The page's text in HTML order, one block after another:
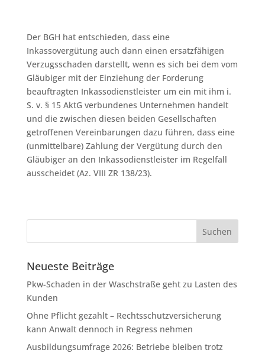
Der BGH hat entschieden, dass eine
Inkassovergütung auch dann einen ersatzfähigen
Verzugsschaden darstellt, wenn es sich bei dem vom
Gläubiger mit der Einziehung der Forderung
beauftragten Inkassodienstleister um ein mit ihm i.
S. v. § 15 AktG verbundenes Unternehmen handelt
und die zwischen diesen beiden Gesellschaften
getroffenen Vereinbarungen dazu führen, dass eine
(unmittelbare) Zahlung der Vergütung durch den
Gläubiger an den Inkassodienstleister im Regelfall
ausscheidet (Az. VIII ZR 138/23).
Neueste Beiträge
Pkw-Schaden in der Waschstraße geht zu Lasten des
Kunden
Ohne Pflicht gezahlt – Rechtsschutzversicherung
kann Anwalt dennoch in Regress nehmen
Ausbildungsumfrage 2026: Betriebe bleiben trotz